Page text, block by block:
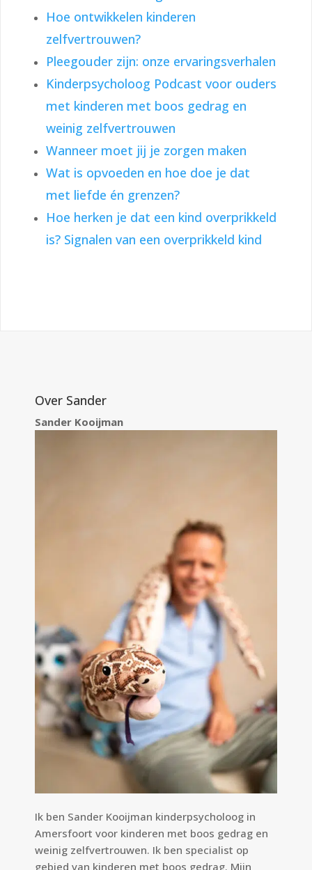
Hoe ontwikkelen kinderen
zelfvertrouwen?
Pleegouder zijn: onze ervaringsverhalen
Kinderpsycholoog Podcast voor ouders
met kinderen met boos gedrag en
weinig zelfvertrouwen
Wanneer moet jij je zorgen maken
Wat is opvoeden en hoe doe je dat
met liefde én grenzen?
Hoe herken je dat een kind overprikkeld
is? Signalen van een overprikkeld kind
Over Sander
Sander Kooijman
Ik ben Sander Kooijman kinderpsycholoog in
Amersfoort voor kinderen met boos gedrag en
weinig zelfvertrouwen. Ik ben specialist op
gebied van kinderen met boos gedrag. Mijn